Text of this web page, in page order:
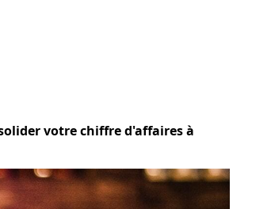
votre chiffre d'affaires à